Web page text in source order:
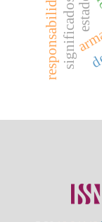
estado
significados